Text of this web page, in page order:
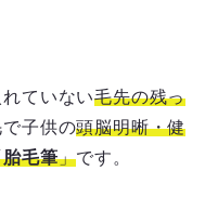
ていない毛先の残っ
で子供の頭脳明晰・健
胎毛筆」です。